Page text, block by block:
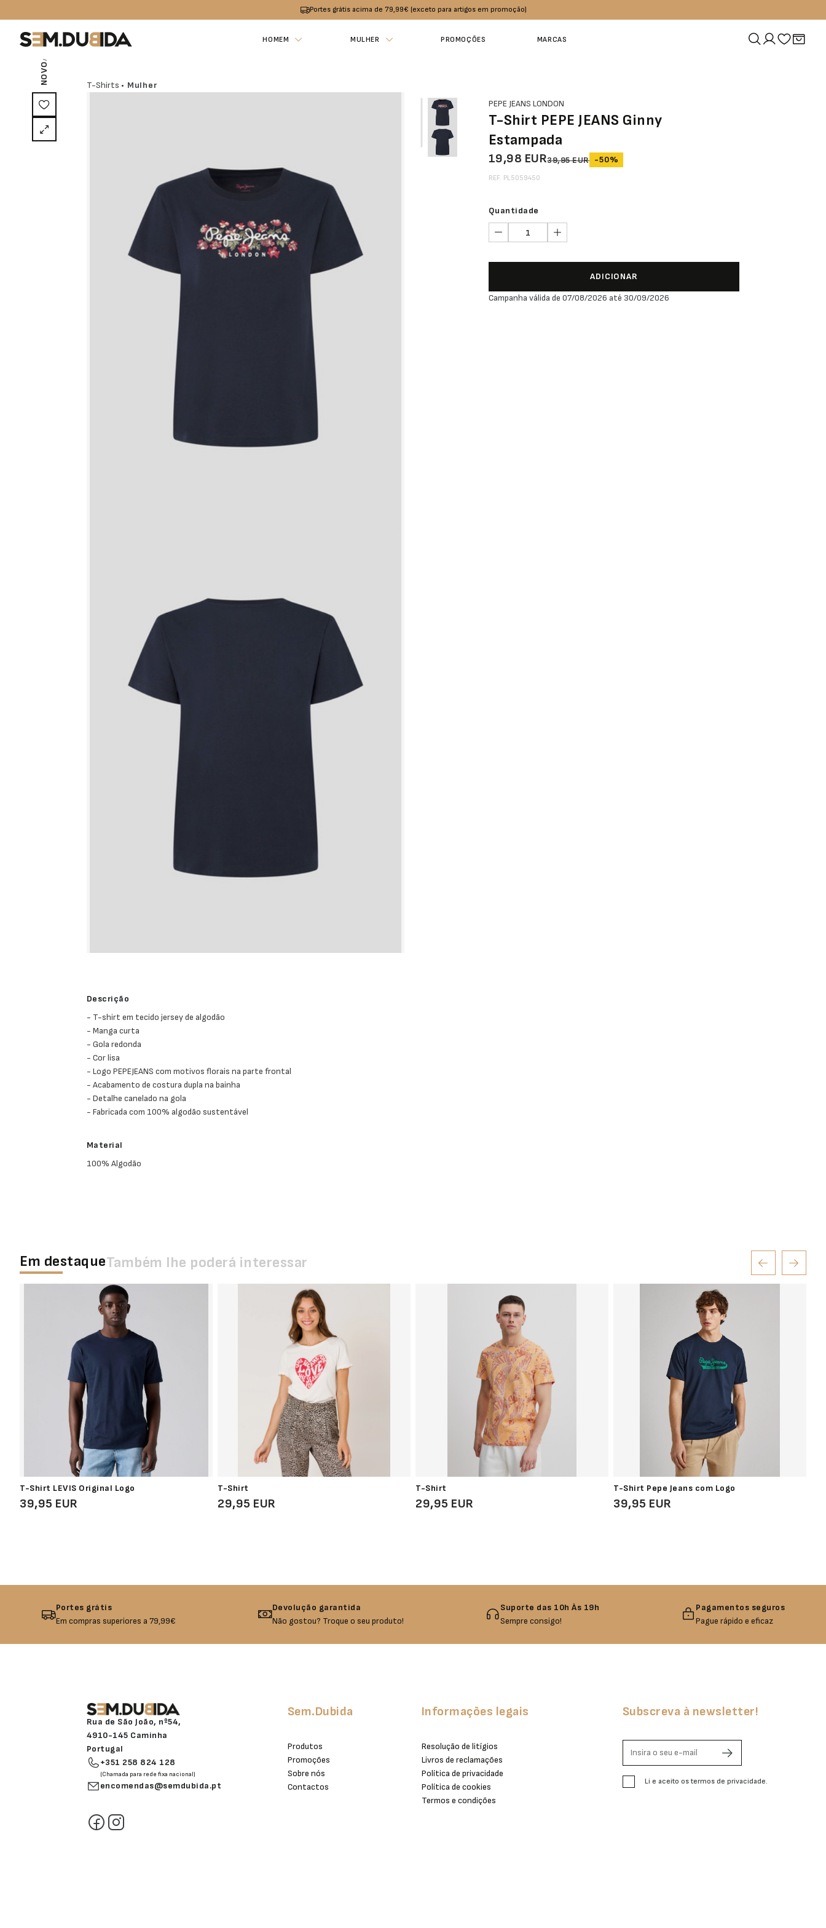
Portes grátis acima de 79,99€ (exceto para artigos em promoção)
HOMEM MULHER PROMOÇÕES MARCAS
NOVO
/ EXCLUSIVO ON-LINE
T-Shirts • Mulher
Descrição
- T-shirt em tecido jersey de algodão
- Manga curta
- Gola redonda
- Cor lisa
- Logo PEPEJEANS com motivos florais na parte frontal
- Acabamento de costura dupla na bainha
- Detalhe canelado na gola
- Fabricada com 100% algodão sustentável
Material
100% Algodão
PEPE JEANS LONDON
T-Shirt PEPE JEANS Ginny
Estampada
19,98 EUR39,95 EUR -50%
REF. PL5059450
Quantidade
ADICIONAR
Campanha válida de 07/08/2026 até 30/09/2026
Em destaqueTambém lhe poderá interessar
T-Shirt LEVIS Original Logo
39,95 EUR
T-Shirt
29,95 EUR
T-Shirt
29,95 EUR
T-Shirt Pepe Jeans com Logo
39,95 EUR
Portes grátis
Em compras superiores a 79,99€
Devolução garantida
Não gostou? Troque o seu produto!
Suporte das 10h Às 19h
Sempre consigo!
Pagamentos seguros
Pague rápido e eficaz
Rua de São João, nº54,
4910-145 Caminha
Portugal
+351 258 824 128
(Chamada para rede fixa nacional)
encomendas@semdubida.pt
Sem.Dubida
Produtos
Promoções
Sobre nós
Contactos
Informações legais
Resolução de litígios
Livros de reclamações
Política de privacidade
Política de cookies
Termos e condições
Subscreva à newsletter!
Li e aceito os termos de privacidade.